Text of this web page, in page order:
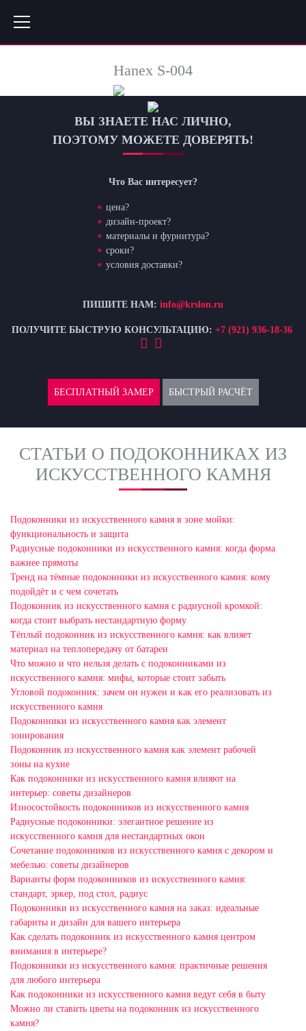
Hanex S-004
ВЫ ЗНАЕТЕ НАС ЛИЧНО,
ПОЭТОМУ МОЖЕТЕ ДОВЕРЯТЬ!
Что Вас интересует?
цена?
дизайн-проект?
материалы и фурнитура?
сроки?
условия доставки?
ПИШИТЕ НАМ: info@krslon.ru
ПОЛУЧИТЕ БЫСТРУЮ КОНСУЛЬТАЦИЮ: +7 (921) 936-18-36
БЕСПЛАТНЫЙ ЗАМЕР БЫСТРЫЙ РАСЧЁТ
СТАТЬИ О ПОДОКОННИКАХ ИЗ
ИСКУССТВЕННОГО КАМНЯ
Подоконники из искусственного камня в зоне мойки:
функциональность и защита
Радиусные подоконники из искусственного камня: когда форма
важнее прямоты
Тренд на тёмные подоконники из искусственного камня: кому
подойдёт и с чем сочетать
Подоконник из искусственного камня с радиусной кромкой:
когда стоит выбрать нестандартную форму
Тёплый подоконник из искусственного камня: как влияет
материал на теплопередачу от батареи
Что можно и что нельзя делать с подоконниками из
искусственного камня: мифы, которые стоит забыть
Угловой подоконник: зачем он нужен и как его реализовать из
искусственного камня
Подоконники из искусственного камня как элемент
зонирования
Подоконник из искусственного камня как элемент рабочей
зоны на кухне
Как подоконники из искусственного камня влияют на
интерьер: советы дизайнеров
Износостойкость подоконников из искусственного камня
Радиусные подоконники: элегантное решение из
искусственного камня для нестандартных окон
Сочетание подоконников из искусственного камня с декором и
мебелью: советы дизайнеров
Варианты форм подоконников из искусственного камня:
стандарт, эркер, под стол, радиус
Подоконники из искусственного камня на заказ: идеальные
габариты и дизайн для вашего интерьера
Как сделать подоконник из искусственного камня центром
внимания в интерьере?
Подоконники из искусственного камня: практичные решения
для любого интерьера
Как подоконники из искусственного камня ведут себя в быту
Можно ли ставить цветы на подоконник из искусственного
камня?